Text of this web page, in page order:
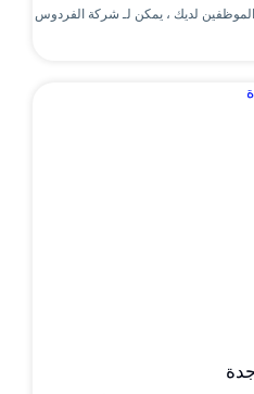
لديك ، يمكن لـ شركة الفردوس